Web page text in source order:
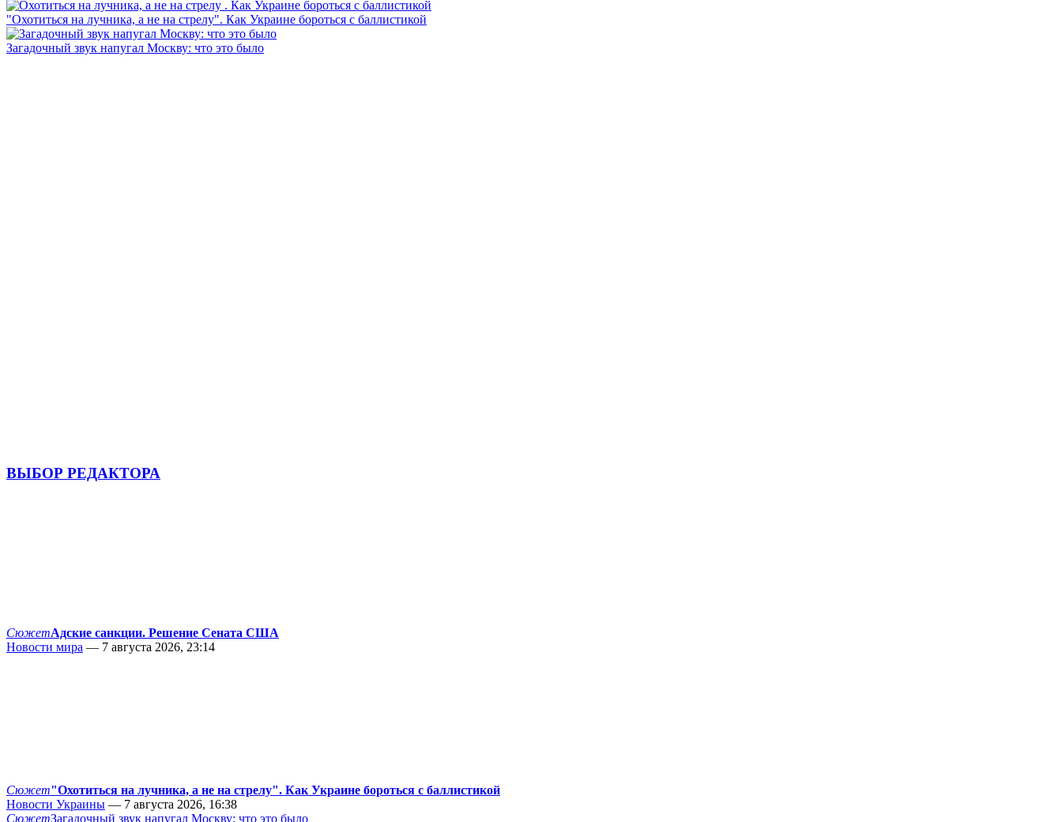
"Охотиться на лучника, а не на стрелу". Как Украине бороться с баллистикой
Загадочный звук напугал Москву: что это было
ВЫБОР РЕДАКТОРА
СюжетАдские санкции. Решение Сената США
Новости мира — 7 августа 2026, 23:14
Сюжет"Охотиться на лучника, а не на стрелу". Как Украине бороться с баллистикой
Новости Украины — 7 августа 2026, 16:38
СюжетЗагадочный звук напугал Москву: что это было